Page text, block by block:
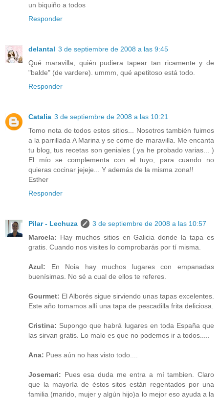
un biquiño a todos
Responder
delantal 3 de septiembre de 2008 a las 9:45
Qué maravilla, quién pudiera tapear tan ricamente y de
"balde" (de vardere). ummm, qué apetitoso está todo.
Responder
Catalia 3 de septiembre de 2008 a las 10:21
Tomo nota de todos estos sitios... Nosotros también fuimos
a la parrillada A Marina y se come de maravilla. Me encanta
tu blog, tus recetas son geniales ( ya he probado varias... )
El mío se complementa con el tuyo, para cuando no
quieras cocinar jejeje... Y además de la misma zona!!
Esther
Responder
Pilar - Lechuza
3 de septiembre de 2008 a las 10:57
Marcela: Hay muchos sitios en Galicia donde la tapa es
gratis. Cuando nos visites lo comprobarás por tí misma.
Azul: En Noia hay muchos lugares con empanadas
buenísimas. No sé a cual de ellos te referes.
Gourmet: El Alborés sigue sirviendo unas tapas excelentes.
Este año tomamos allí una tapa de pescadilla frita deliciosa.
Cristina: Supongo que habrá lugares en toda España que
las sirvan gratis. Lo malo es que no podemos ir a todos.....
Ana: Pues aún no has visto todo....
Josemari: Pues esa duda me entra a mí tambien. Claro
que la mayoría de éstos sitos están regentados por una
familia (marido, mujer y algún hijo)a lo mejor eso ayuda a la